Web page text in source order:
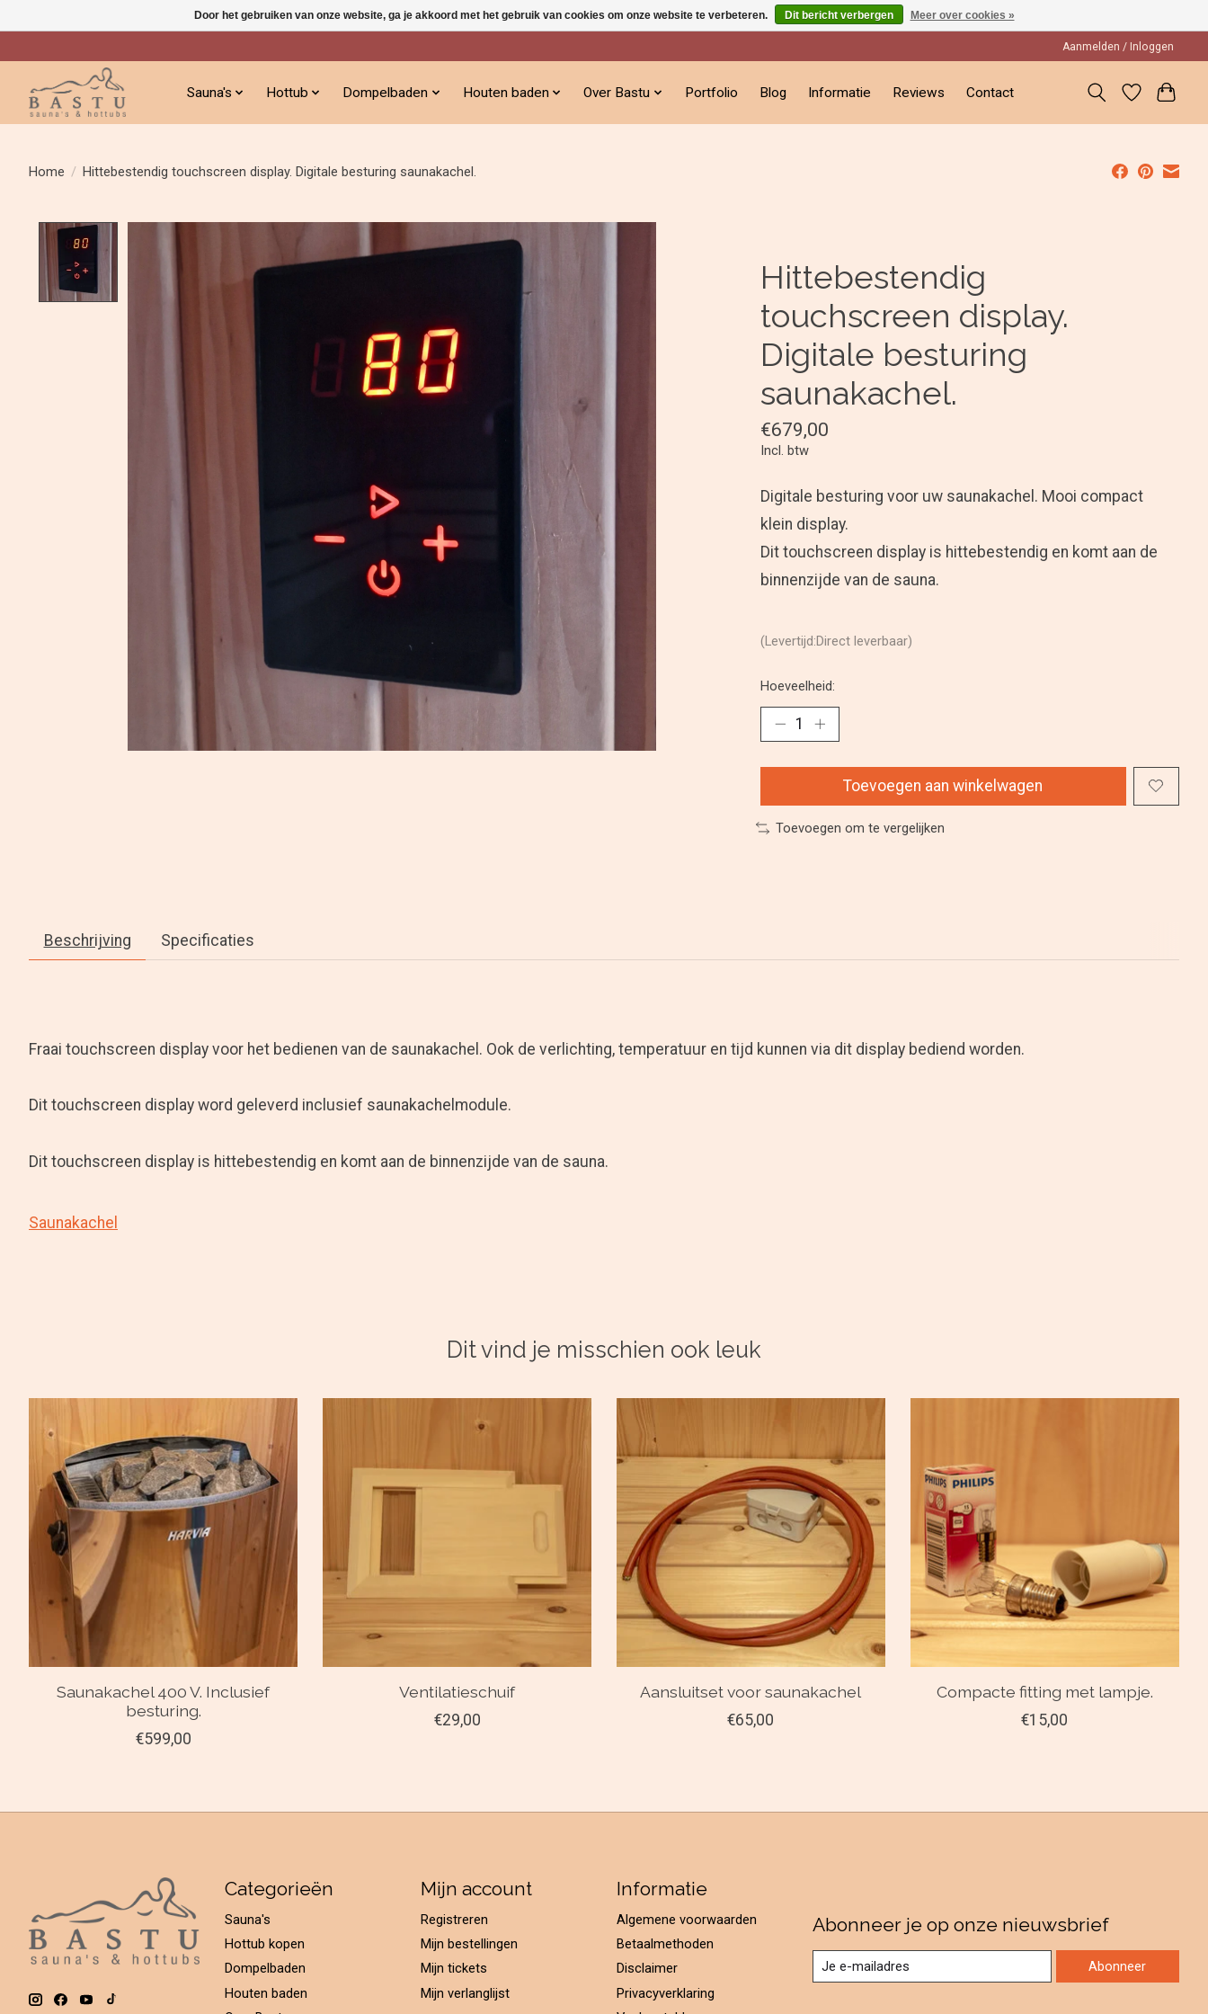
Aanmelden / Inloggen
Sauna's Hottub Dompelbaden Houten baden Over Bastu Portfolio Blog Informatie Reviews Contact
Home / Hittebestendig touchscreen display. Digitale besturing saunakachel.
Hittebestendig
touchscreen display.
Digitale besturing
saunakachel.
€679,00
Incl. btw
Digitale besturing voor uw saunakachel. Mooi compact
klein display.
Dit touchscreen display is hittebestendig en komt aan de
binnenzijde van de sauna.
(Levertijd:Direct leverbaar)
Hoeveelheid:
Toevoegen aan winkelwagen
Toevoegen om te vergelijken
Beschrijving Specificaties
Fraai touchscreen display voor het bedienen van de saunakachel. Ook de verlichting, temperatuur en tijd kunnen via dit display bediend worden.
Dit touchscreen display word geleverd inclusief saunakachelmodule.
Dit touchscreen display is hittebestendig en komt aan de binnenzijde van de sauna.
Saunakachel
Dit vind je misschien ook leuk
Items van productcarrousel
Saunakachel 400 V. Inclusief
besturing.
€599,00
Ventilatieschuif
€29,00
Aansluitset voor saunakachel
€65,00
Compacte fitting met lampje.
€15,00
Categorieën
Sauna's
Hottub kopen
Dompelbaden
Houten baden
Mijn account
Registreren
Mijn bestellingen
Mijn tickets
Mijn verlanglijst
Informatie
Algemene voorwaarden
Betaalmethoden
Disclaimer
Privacyverklaring
Abonneer je op onze nieuwsbrief
Abonneer
Door het gebruiken van onze website, ga je akkoord met het gebruik van cookies om onze website te verbeteren. Dit bericht verbergen Meer over cookies »